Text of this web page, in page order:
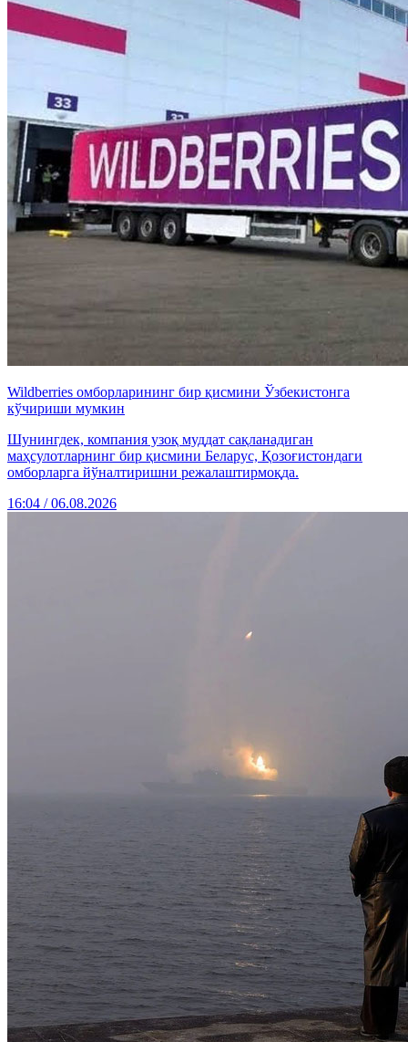
Wildberries омборларининг бир қисмини Ўзбекистонга
кўчириши мумкин
Шунингдек, компания узоқ муддат сақланадиган
маҳсулотларнинг бир қисмини Беларус, Қозоғистондаги
омборларга йўналтиришни режалаштирмоқда.
16:04 / 06.08.2026